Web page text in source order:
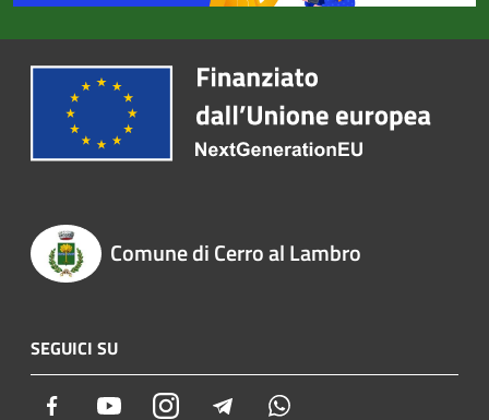
Comune di Cerro al Lambro
SEGUICI SU
Facebook YoutubeInstagram Telegram